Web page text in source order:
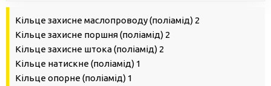
Кільце захисне маслопроводу (поліамід) 2
Кільце захисне поршня (поліамід) 2
Кільце захисне штока (поліамід) 2
Кільце натискне (поліамід) 1
Кільце опорне (поліамід) 1